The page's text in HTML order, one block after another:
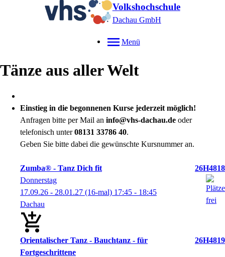
Volkshochschule
Dachau GmbH
Menü
Tänze aus aller Welt
Einstieg in die begonnenen Kurse jederzeit möglich!
Anfragen bitte per Mail an info@vhs-dachau.de oder
telefonisch unter08131 33786 40.
Geben Sie bitte dabei die gewünschte Kursnummer an.
Zumba® - Tanz Dich fit
26H4818
Donnerstag
17.09.26 - 28.01.27 (16-mal) 17:45 - 18:45
Dachau
Orientalischer Tanz - Bauchtanz - für
Fortgeschrittene
26H4819